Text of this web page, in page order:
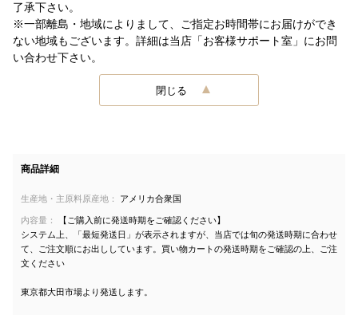
了承下さい。
※一部離島・地域によりまして、ご指定お時間帯にお届けができ
ない地域もございます。詳細は当店「お客様サポート室」にお問
い合わせ下さい。
閉じる
商品詳細
生産地・主原料原産地： アメリカ合衆国
内容量：
【ご購入前に発送時期をご確認ください】
システム上、「最短発送日」が表示されますが、当店では旬の発送時期に合わせ
て、ご注文順にお出ししています。買い物カートの発送時期をご確認の上、ご注
文ください
東京都大田市場より発送します。